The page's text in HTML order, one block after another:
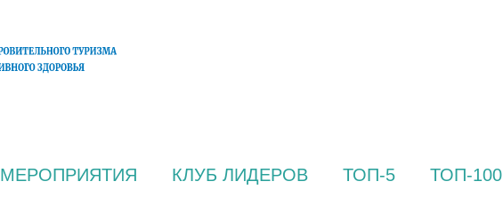
МЕРОПРИЯТИЯ КЛУБ ЛИДЕРОВ ТОП-5 ТОП-100